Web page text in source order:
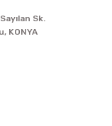
Sk.
KONYA